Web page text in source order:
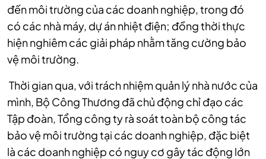
đến môi trường của các doanh nghiệp, trong đó
có các nhà máy, dự án nhiệt điện; đồng thời thực
hiện nghiêm các giải pháp nhằm tăng cường bảo
vệ môi trường.
Thời gian qua, với trách nhiệm quản lý nhà nước của
mình, Bộ Công Thương đã chủ động chỉ đạo các
Tập đoàn, Tổng công ty rà soát toàn bộ công tác
bảo vệ môi trường tại các doanh nghiệp, đặc biệt
là các doanh nghiệp có nguy cơ gây tác động lớn